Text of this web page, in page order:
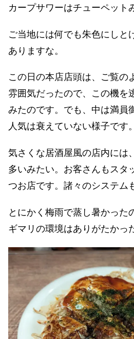
カープサワーはチューペット
ご当地には何でも朱色にしと
ありますな。
この日の本店店頭は、ご覧の
雰囲気だったので、この機を
みたのです。でも、中は満員
人気は衰えていない様子です。
気さくな居酒屋風の店内には
多いみたい。お客さんもスタ
つお店です。諸々のシステム
とにかく梅雨で蒸し暑かった
ギマリの環境はありがたかっ